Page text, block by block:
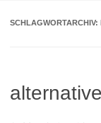
SCHLAGWORTARCHIV: